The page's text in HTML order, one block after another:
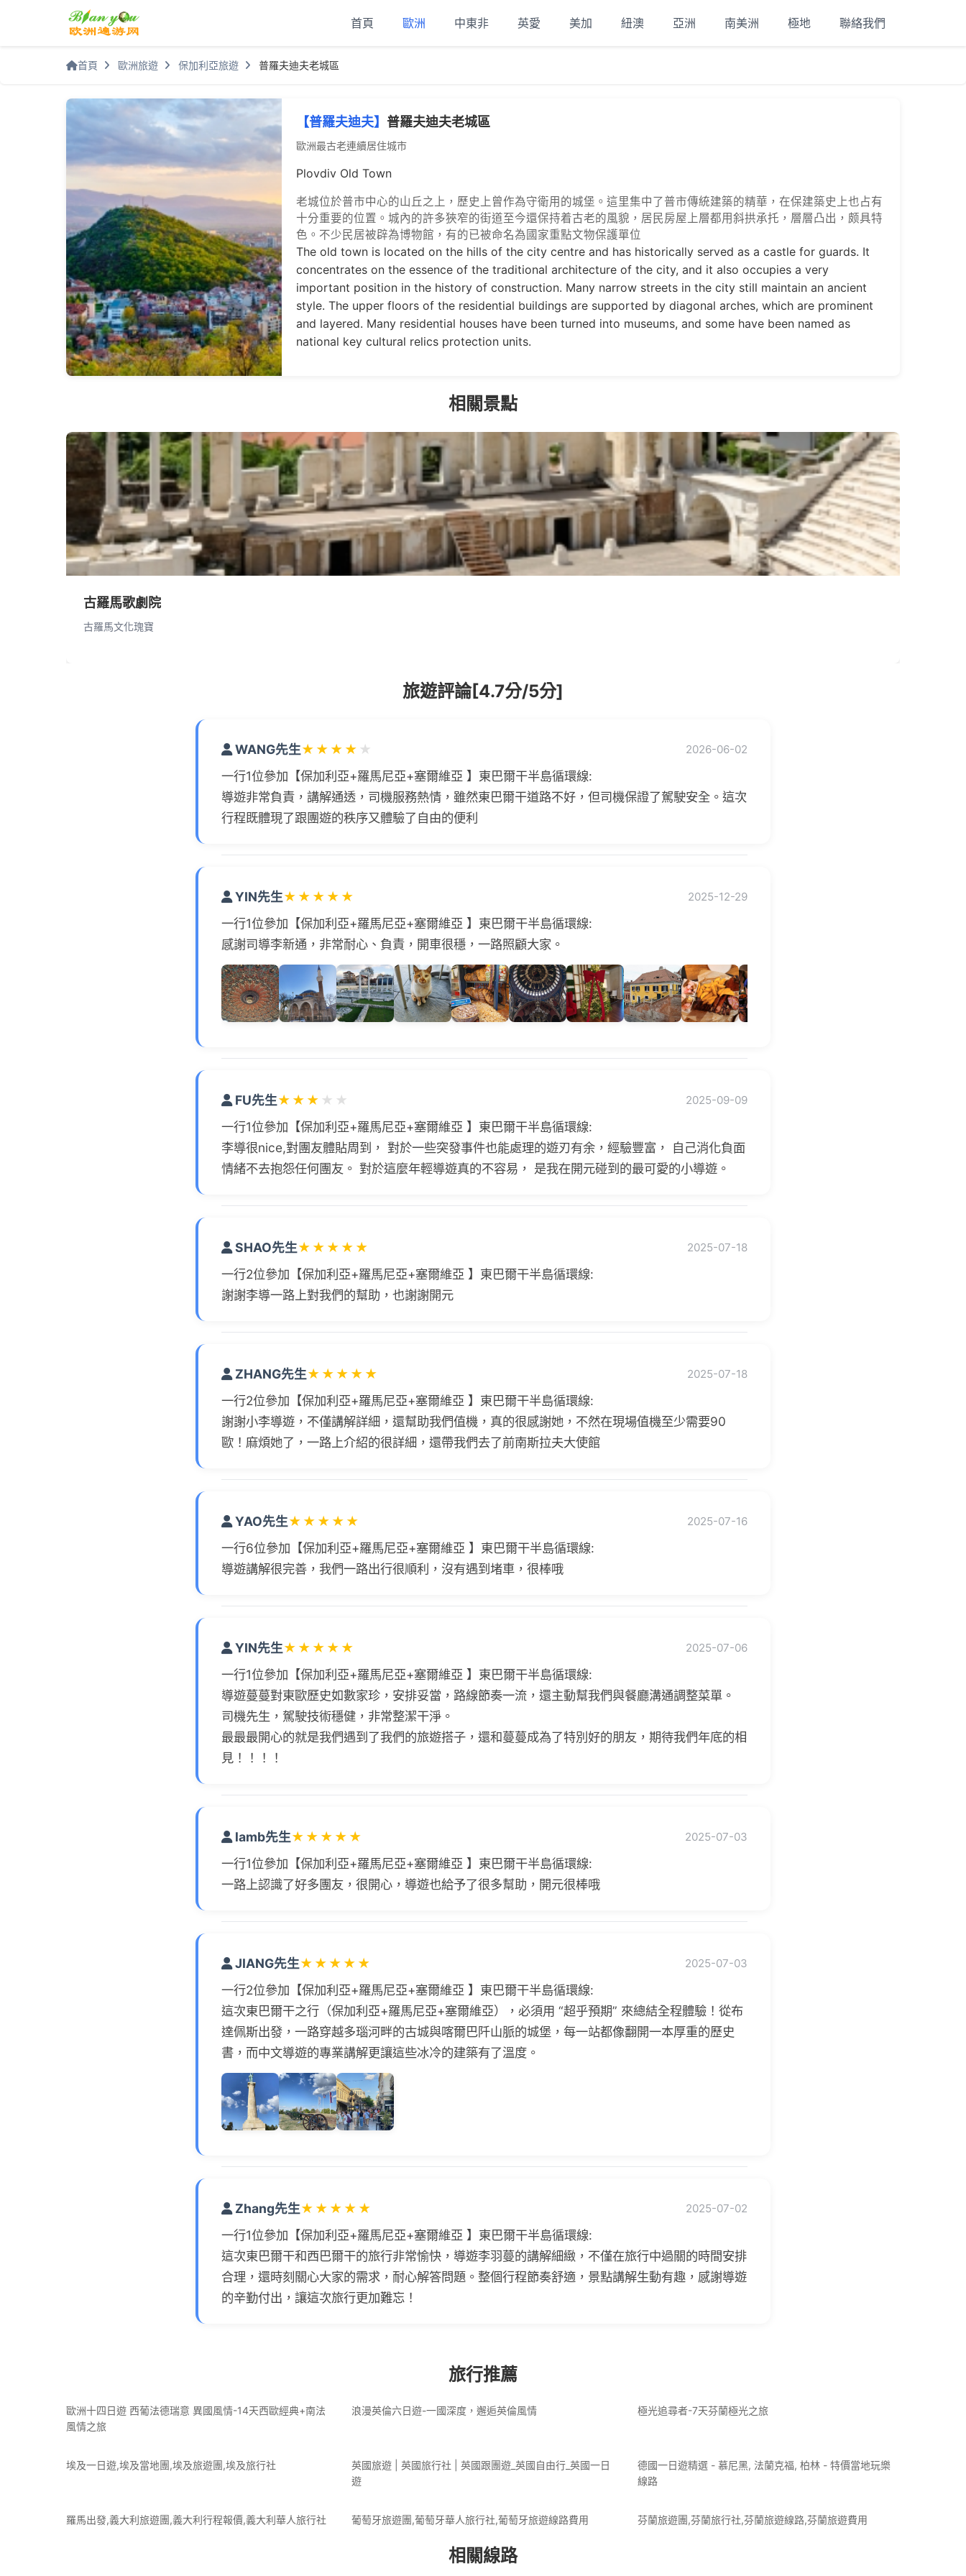
首頁 歐洲 中東非 英愛 美加 紐澳 亞洲 南美洲 極地 聯絡我們
首頁 歐洲旅遊 保加利亞旅遊 普羅夫迪夫老城區
【普羅夫迪夫】 普羅夫迪夫老城區
歐洲最古老連續居住城市
Plovdiv Old Town
老城位於普市中心的山丘之上，歷史上曾作為守衛用的城堡。這里集中了普市傳統建築的精華，在保建築史上也占有
十分重要的位置。城內的許多狹窄的街道至今還保持着古老的風貌，居民房屋上層都用斜拱承托，層層凸出，颇具特
色。不少民居被辟為博物館，有的已被命名為國家重點文物保護單位
The old town is located on the hills of the city centre and has historically served as a castle for guards. It
concentrates on the essence of the traditional architecture of the city, and it also occupies a very
important position in the history of construction. Many narrow streets in the city still maintain an ancient
style. The upper floors of the residential buildings are supported by diagonal arches, which are prominent
and layered. Many residential houses have been turned into museums, and some have been named as
national key cultural relics protection units.
相關景點
古羅馬歌劇院
古羅馬文化瑰寶
旅遊評論[4.7分/5分]
WANG先生★ ★ ★ ★ ★ 2026-06-02
一行1位參加【保加利亞+羅馬尼亞+塞爾維亞 】東巴爾干半島循環線:
導遊非常負責，講解通透，司機服務熱情，雖然東巴爾干道路不好，但司機保證了駕駛安全。這次
行程既體現了跟團遊的秩序又體驗了自由的便利
YIN先生★ ★ ★ ★ ★ 2025-12-29
一行1位參加【保加利亞+羅馬尼亞+塞爾維亞 】東巴爾干半島循環線:
感謝司導李新通，非常耐心、負責，開車很穩，一路照顧大家。
FU先生★ ★ ★ ★ ★ 2025-09-09
一行1位參加【保加利亞+羅馬尼亞+塞爾維亞 】東巴爾干半島循環線:
李導很nice,對團友體貼周到， 對於一些突發事件也能處理的遊刃有余，經驗豐富， 自己消化負面
情緒不去抱怨任何團友。 對於這麼年輕導遊真的不容易， 是我在開元碰到的最可愛的小導遊。
SHAO先生★ ★ ★ ★ ★ 2025-07-18
一行2位參加【保加利亞+羅馬尼亞+塞爾維亞 】東巴爾干半島循環線:
謝謝李導一路上對我們的幫助，也謝謝開元
ZHANG先生★ ★ ★ ★ ★ 2025-07-18
一行2位參加【保加利亞+羅馬尼亞+塞爾維亞 】東巴爾干半島循環線:
謝謝小李導遊，不僅講解詳細，還幫助我們值機，真的很感謝她，不然在現場值機至少需要90
歐！麻煩她了，一路上介紹的很詳細，還帶我們去了前南斯拉夫大使館
YAO先生★ ★ ★ ★ ★ 2025-07-16
一行6位參加【保加利亞+羅馬尼亞+塞爾維亞 】東巴爾干半島循環線:
導遊講解很完善，我們一路出行很順利，沒有遇到堵車，很棒哦
YIN先生★ ★ ★ ★ ★ 2025-07-06
一行1位參加【保加利亞+羅馬尼亞+塞爾維亞 】東巴爾干半島循環線:
導遊蔓蔓對東歐歷史如數家珍，安排妥當，路線節奏一流，還主動幫我們與餐廳溝通調整菜單。
司機先生，駕駛技術穩健，非常整潔干淨。
最最最開心的就是我們遇到了我們的旅遊搭子，還和蔓蔓成為了特別好的朋友，期待我們年底的相
見！！！！
lamb先生★ ★ ★ ★ ★ 2025-07-03
一行1位參加【保加利亞+羅馬尼亞+塞爾維亞 】東巴爾干半島循環線:
一路上認識了好多團友，很開心，導遊也給予了很多幫助，開元很棒哦
JIANG先生★ ★ ★ ★ ★ 2025-07-03
一行2位參加【保加利亞+羅馬尼亞+塞爾維亞 】東巴爾干半島循環線:
這次東巴爾干之行（保加利亞+羅馬尼亞+塞爾維亞），必須用 “超乎預期” 來總結全程體驗！從布
達佩斯出發，一路穿越多瑙河畔的古城與喀爾巴阡山脈的城堡，每一站都像翻開一本厚重的歷史
書，而中文導遊的專業講解更讓這些冰冷的建築有了溫度。
Zhang先生★ ★ ★ ★ ★ 2025-07-02
一行1位參加【保加利亞+羅馬尼亞+塞爾維亞 】東巴爾干半島循環線:
這次東巴爾干和西巴爾干的旅行非常愉快，導遊李羽蔓的講解細緻，不僅在旅行中過關的時間安排
合理，還時刻關心大家的需求，耐心解答問題。整個行程節奏舒適，景點講解生動有趣，感謝導遊
的辛勤付出，讓這次旅行更加難忘！
旅行推薦
歐洲十四日遊 西葡法德瑞意 異國風情-14天西歐經典+南法
風情之旅
浪漫英倫六日遊-一國深度，邂逅英倫風情 極光追尋者-7天芬蘭極光之旅
埃及一日遊,埃及當地團,埃及旅遊團,埃及旅行社
英國旅遊 | 英國旅行社 | 英國跟團遊_英國自由行_英國一日
遊
德國一日遊精選 - 慕尼黑, 法蘭克福, 柏林 - 特價當地玩樂
線路
羅馬出發,義大利旅遊團,義大利行程報價,義大利華人旅行社 葡萄牙旅遊團,葡萄牙華人旅行社,葡萄牙旅遊線路費用 芬蘭旅遊團,芬蘭旅行社,芬蘭旅遊線路,芬蘭旅遊費用
相關線路